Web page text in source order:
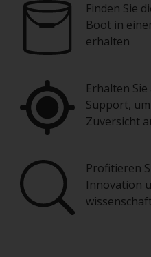
Finden Sie
Boot in
erhalten
Erhalten
Support,
Zuversicht
Profitieren
Innovation